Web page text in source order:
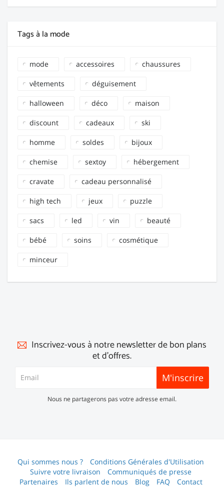
Tags à la mode
mode accessoires chaussures
vêtements déguisement
halloween déco maison
discount cadeaux ski
homme soldes bijoux
chemise sextoy hébergement
cravate cadeau personnalisé
high tech jeux puzzle
sacs led vin beauté
bébé soins cosmétique
minceur
Inscrivez-vous à notre newsletter de bon plans
et d'offres.
M'inscrire
Nous ne partagerons pas votre adresse email.
Qui sommes nous ?
Conditions Générales d'Utilisation
Suivre votre livraison
Communiqués de presse
Partenaires
Ils parlent de nous Blog FAQ Contact